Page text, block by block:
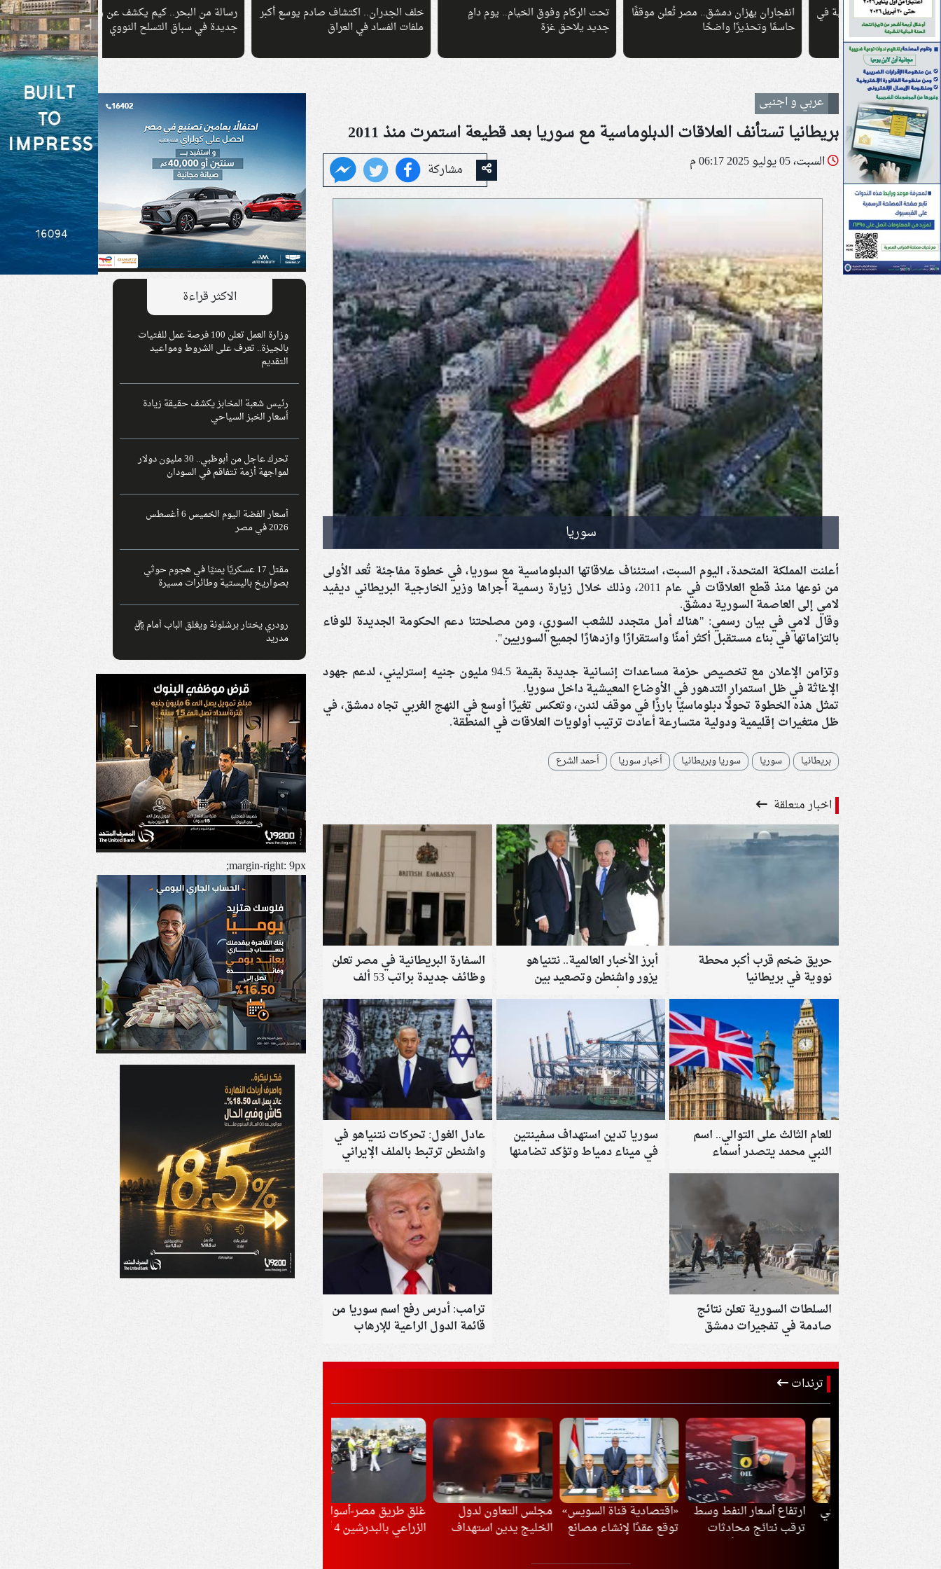
لهجمات متتالية في انفجاران يهزان دمشق.. مصر تُعلن موقفًا
حاسمًا وتحذيرًا واضحًا
تحت الركام وفوق الخيام.. يوم دامٍ
جديد يلاحق غزة
خلف الجدران.. اكتشاف صادم يوسع أكبر
ملفات الفساد في العراق
رسالة من البحر.. كيم يكشف عن ورقة
جديدة في سباق التسلح النووي دولار لمواجهة أزمة
عربي و اجنبى
بريطانيا تستأنف العلاقات الدبلوماسية مع سوريا بعد قطيعة استمرت منذ 2011
السبت، 05 يوليو 2025 06:17 م مشاركة
سوريا
أعلنت المملكة المتحدة، اليوم السبت، استئناف علاقاتها الدبلوماسية مع سوريا، في خطوة مفاجئة تُعد الأولى
من نوعها منذ قطع العلاقات في عام 2011، وذلك خلال زيارة رسمية أجراها وزير الخارجية البريطاني ديفيد
لامي إلى العاصمة السورية دمشق.
وقال لامي في بيان رسمي: "هناك أمل متجدد للشعب السوري، ومن مصلحتنا دعم الحكومة الجديدة للوفاء
بالتزاماتها في بناء مستقبل أكثر أمنًا واستقرارًا وازدهارًا لجميع السوريين".
وتزامن الإعلان مع تخصيص حزمة مساعدات إنسانية جديدة بقيمة 94.5 مليون جنيه إسترليني، لدعم جهود
الإغاثة في ظل استمرار التدهور في الأوضاع المعيشية داخل سوريا.
تمثل هذه الخطوة تحولًا دبلوماسيًا بارزًا في موقف لندن، وتعكس تغيرًا أوسع في النهج الغربي تجاه دمشق، في
ظل متغيرات إقليمية ودولية متسارعة أعادت ترتيب أولويات العلاقات في المنطقة.
بريطانيا سوريا سوريا وبريطانيا أخبار سوريا أحمد الشرع
اخبار متعلقة
حريق ضخم قرب أكبر محطة
نووية في بريطانيا
أبرز الأخبار العالمية.. نتنياهو
يزور واشنطن وتصعيد بين
ترامب وأوروبا
السفارة البريطانية في مصر تعلن
وظائف جديدة براتب 53 ألف
جنيه.. الشروط وآخر موعد
للتقديم
للعام الثالث على التوالي.. اسم
النبي محمد يتصدر أسماء
المواليد الذكور في إنجلترا وويلز
سوريا تدين استهداف سفينتين
في ميناء دمياط وتؤكد تضامنها
الكامل مع مصر
عادل الغول: تحركات نتنياهو في
واشنطن ترتبط بالملف الإيراني
وحساباته الداخلية
السلطات السورية تعلن نتائج
صادمة في تفجيرات دمشق
ترامب: أدرس رفع اسم سوريا من
قائمة الدول الراعية للإرهاب
ترندات
ارتفاع أسعار النفط وسط
ترقب نتائج محادثات
إيران وعُمان بشأن مضيق
«اقتصادية قناة السويس»
توقع عقدًا لإنشاء مصانع
مجلس التعاون لدول
الخليج يدين استهداف
غلق طريق مصر-أسوان
الزراعي بالبدرشين 4 أيام..
الاكثر قراءة
وزارة العمل تعلن 100 فرصة عمل للفتيات
بالجيزة.. تعرف على الشروط ومواعيد
التقديم
رئيس شعبة المخابز يكشف حقيقة زيادة
أسعار الخبز السياحي
تحرك عاجل من أبوظبي.. 30 مليون دولار
لمواجهة أزمة تتفاقم في السودان
أسعار الفضة اليوم الخميس 6 أغسطس
2026 في مصر
مقتل 17 عسكريًا يمنيًا في هجوم حوثي
بصواريخ باليستية وطائرات مسيرة
رودري يختار برشلونة ويغلق الباب أمام ريال
مدريد
margin-right: 9px;